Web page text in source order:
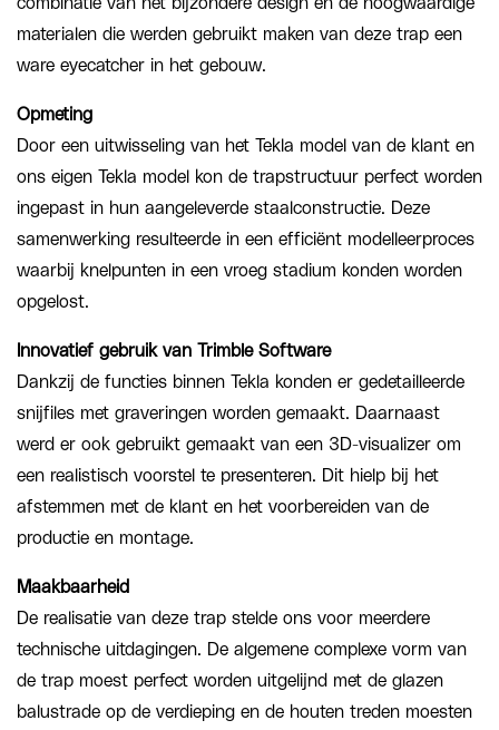
materialen die werden gebruikt maken van deze trap een
ware eyecatcher in het gebouw.
Opmeting
Door een uitwisseling van het Tekla model van de klant en
ons eigen Tekla model kon de trapstructuur perfect worden
ingepast in hun aangeleverde staalconstructie. Deze
samenwerking resulteerde in een efficiënt modelleerproces
waarbij knelpunten in een vroeg stadium konden worden
opgelost.
Innovatief gebruik van Trimble Software
Dankzij de functies binnen Tekla konden er gedetailleerde
snijfiles met graveringen worden gemaakt. Daarnaast
werd er ook gebruikt gemaakt van een 3D-visualizer om
een realistisch voorstel te presenteren. Dit hielp bij het
afstemmen met de klant en het voorbereiden van de
productie en montage.
Maakbaarheid
De realisatie van deze trap stelde ons voor meerdere
technische uitdagingen. De algemene complexe vorm van
de trap moest perfect worden uitgelijnd met de glazen
balustrade op de verdieping en de houten treden moesten